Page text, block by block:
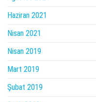
Haziran 2021
Nisan 2021
Nisan 2019
Mart 2019
Şubat 2019